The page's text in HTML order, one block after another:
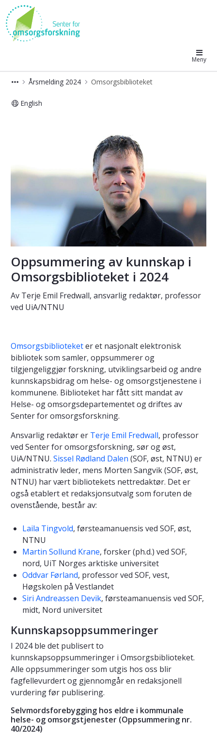
Senter for omsorgsforskning
Meny
Årsmelding 2024 Omsorgsbiblioteket
English
Oppsummering av kunnskap i
Omsorgsbiblioteket i 2024
Av Terje Emil Fredwall, ansvarlig redaktør, professor
ved UiA/NTNU
Omsorgsbiblioteketer et nasjonalt elektronisk
bibliotek som samler, oppsummerer og
tilgjengeliggjør forskning, utviklingsarbeid og andre
kunnskapsbidrag om helse- og omsorgstjenestene i
kommunene. Biblioteket har fått sitt mandat av
Helse- og omsorgsdepartementet og driftes av
Senter for omsorgsforskning.
Ansvarlig redaktør er Terje Emil Fredwall, professor
ved Senter for omsorgsforskning, sør og øst,
UiA/NTNU. Sissel Rødland Dalen (SOF, øst, NTNU) er
administrativ leder, mens Morten Sangvik (SOF, øst,
NTNU) har vært bibliotekets nettredaktør. Det er
også etablert et redaksjonsutvalg som foruten de
ovenstående, består av:
Laila Tingvold, førsteamanuensis ved SOF, øst,
NTNU
Martin Sollund Krane, forsker (ph.d.) ved SOF,
nord, UiT Norges arktiske universitet
Oddvar Førland, professor ved SOF, vest,
Høgskolen på Vestlandet
Siri Andreassen Devik, førsteamanuensis ved SOF,
midt, Nord universitet
Kunnskapsoppsummeringer
I 2024 ble det publisert to
kunnskapsoppsummeringer i Omsorgsbiblioteket.
Alle oppsummeringer som utgis hos oss blir
fagfellevurdert og gjennomgår en redaksjonell
vurdering før publisering.
Selvmordsforebygging hos eldre i kommunale
helse- og omsorgstjenester (Oppsummering nr.
40/2024)